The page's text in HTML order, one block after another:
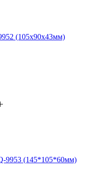
(105x90x43мм)